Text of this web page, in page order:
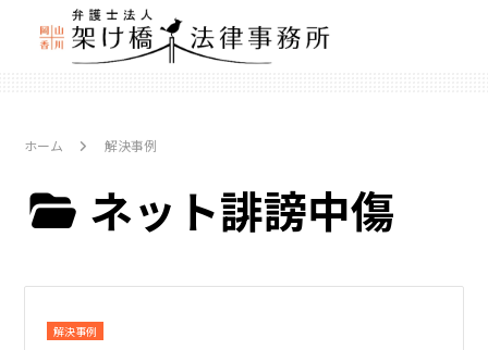
ホーム 解決事例
ネット誹謗中傷
解決事例